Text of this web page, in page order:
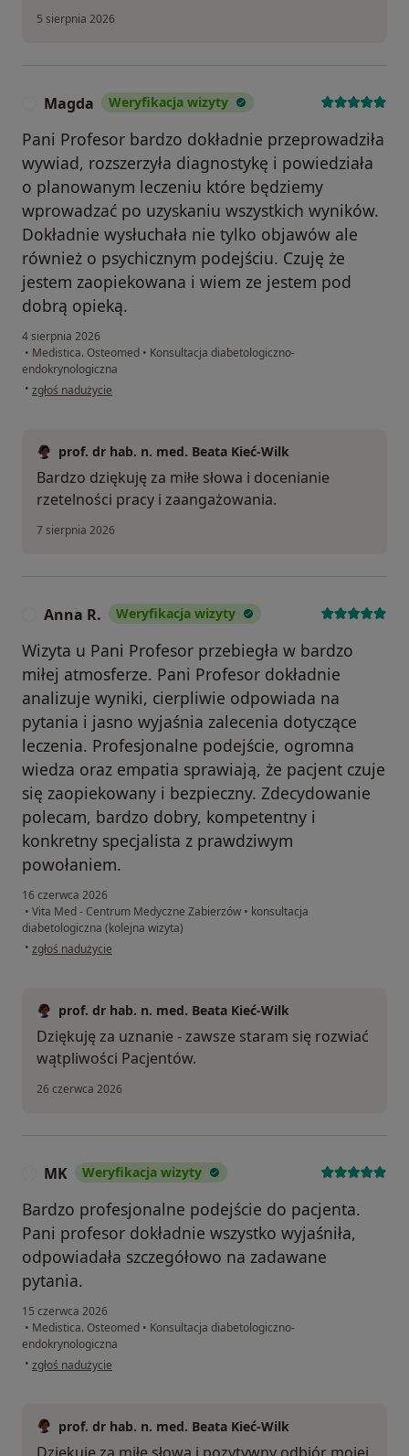
5 sierpnia 2026
Magda Weryfikacja wizyty
Pani Profesor bardzo dokładnie przeprowadziła
wywiad, rozszerzyła diagnostykę i powiedziała
o planowanym leczeniu które będziemy
wprowadzać po uzyskaniu wszystkich wyników.
Dokładnie wysłuchała nie tylko objawów ale
również o psychicznym podejściu. Czuję że
jestem zaopiekowana i wiem ze jestem pod
dobrą opieką.
4 sierpnia 2026
• Medistica. Osteomed • Konsultacja diabetologiczno-
endokrynologiczna
• w opinii użytkownika Magda
zgłoś nadużycie
prof. dr hab. n. med. Beata Kieć-Wilk
Bardzo dziękuję za miłe słowa i docenianie
rzetelności pracy i zaangażowania.
7 sierpnia 2026
Anna R. Weryfikacja wizyty
Wizyta u Pani Profesor przebiegła w bardzo
miłej atmosferze. Pani Profesor dokładnie
analizuje wyniki, cierpliwie odpowiada na
pytania i jasno wyjaśnia zalecenia dotyczące
leczenia. Profesjonalne podejście, ogromna
wiedza oraz empatia sprawiają, że pacjent czuje
się zaopiekowany i bezpieczny. Zdecydowanie
polecam, bardzo dobry, kompetentny i
konkretny specjalista z prawdziwym
powołaniem.
16 czerwca 2026
• Vita Med - Centrum Medyczne Zabierzów • konsultacja
diabetologiczna (kolejna wizyta)
• w opinii użytkownika Anna R.
zgłoś nadużycie
prof. dr hab. n. med. Beata Kieć-Wilk
Dziękuję za uznanie - zawsze staram się rozwiać
wątpliwości Pacjentów.
26 czerwca 2026
MK Weryfikacja wizyty
Bardzo profesjonalne podejście do pacjenta.
Pani profesor dokładnie wszystko wyjaśniła,
odpowiadała szczegółowo na zadawane
pytania.
15 czerwca 2026
• Medistica. Osteomed • Konsultacja diabetologiczno-
endokrynologiczna
• w opinii użytkownika MK
zgłoś nadużycie
prof. dr hab. n. med. Beata Kieć-Wilk